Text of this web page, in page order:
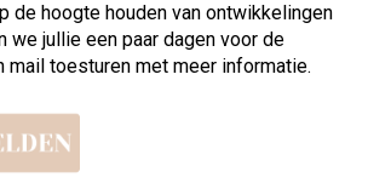
de hoogte houden van ontwikkelingen
we jullie een paar dagen voor de
mail toesturen met meer informatie.